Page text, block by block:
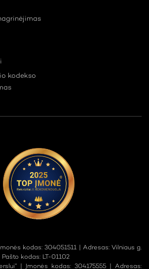
kodekso
kodas: 304051511 | Adresas: Vilniaus g.
kodas: LT-01102
| Įmonės kodas: 304175555 | Adresas: